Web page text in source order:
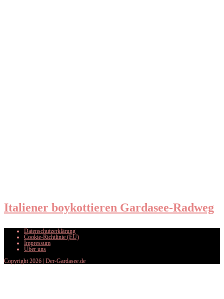
Italiener boykottieren Gardasee-Radweg
Datenschutzerklärung
Cookie-Richtlinie (EU)
Impressum
Über uns
Copyright 2026 | Der-Gardasee.de